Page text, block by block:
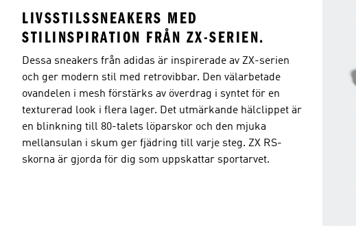
LIVSSTILSSNEAKERS MED
STILINSPIRATION FRÅN ZX-SERIEN.
Dessa sneakers från adidas är inspirerade av ZX-serien
och ger modern stil med retrovibbar. Den välarbetade
ovandelen i mesh förstärks av överdrag i syntet för en
texturerad look i flera lager. Det utmärkande hälclippet är
en blinkning till 80-talets löparskor och den mjuka
mellansulan i skum ger fjädring till varje steg. ZX RS-
skorna är gjorda för dig som uppskattar sportarvet.